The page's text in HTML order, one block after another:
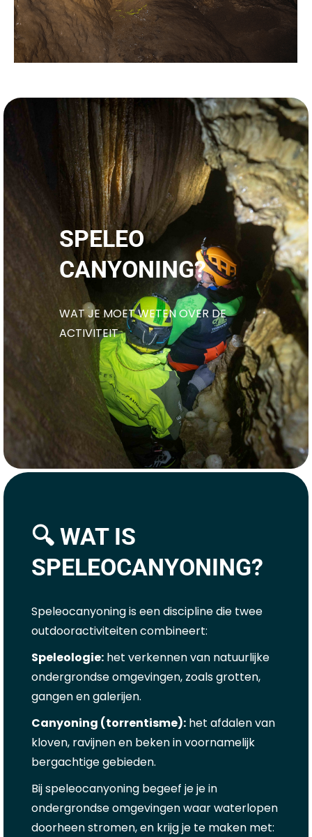
SPELEO
CANYONING?
WAT JE MOET WETEN OVER DE
ACTIVITEIT
🔍 WAT IS
SPELEOCANYONING?
Speleocanyoning is een discipline die twee
outdooractiviteiten combineert:
Speleologie: het verkennen van natuurlijke
ondergrondse omgevingen, zoals grotten,
gangen en galerijen.
Canyoning (torrentisme): het afdalen van
kloven, ravijnen en beken in voornamelijk
bergachtige gebieden.
Bij speleocanyoning begeef je je in
ondergrondse omgevingen waar waterlopen
doorheen stromen, en krijg je te maken met: